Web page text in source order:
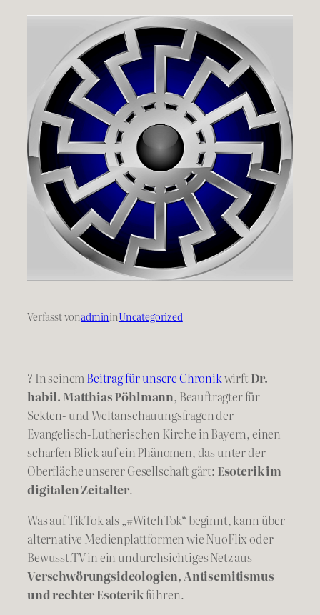
Verfasst vonadmininUncategorized
? In seinemBeitrag für unsere Chronikwirft Dr.
habil. Matthias Pöhlmann, Beauftragter für
Sekten- und Weltanschauungsfragen der
Evangelisch-Lutherischen Kirche in Bayern, einen
scharfen Blick auf ein Phänomen, das unter der
Oberfläche unserer Gesellschaft gärt: Esoterik im
digitalen Zeitalter.
Was auf TikTok als „#WitchTok“ beginnt, kann über
alternative Medienplattformen wie NuoFlix oder
Bewusst.TV in ein undurchsichtiges Netz aus
Verschwörungsideologien, Antisemitismus
und rechter Esoterikführen.